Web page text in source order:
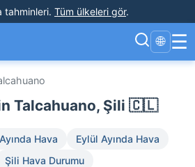
tahminleri. Tüm ülkeleri gör.
🌐 ☰
Talcahuano, Şili 🇨🇱
Hava
Eylül Ayında Hava
Şili Hava Durumu